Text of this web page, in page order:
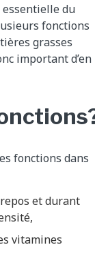
du
fonctions
grasses
important d’en
fonctions dans
et durant
vitamines